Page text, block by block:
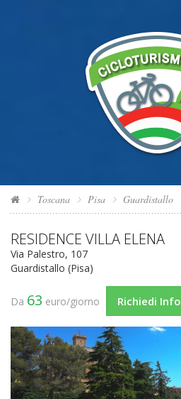
Toscana Pisa Guardistallo
RESIDENCE VILLA ELENA
Via Palestro, 107
Guardistallo (Pisa)
Da 63 euro/giorno Richiedi Info